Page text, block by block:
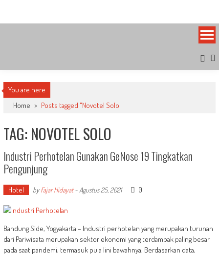
content
You are here
Home > Posts tagged "Novotel Solo"
TAG: NOVOTEL SOLO
Industri Perhotelan Gunakan GeNose 19 Tingkatkan
Pengunjung
Hotel byFajar Hidayat- Agustus 25, 2021 0
Bandung Side, Yogyakarta – Industri perhotelan yang merupakan turunan
dari Pariwisata merupakan sektor ekonomi yang terdampak paling besar
pada saat pandemi, termasuk pula lini bawahnya. Berdasarkan data,